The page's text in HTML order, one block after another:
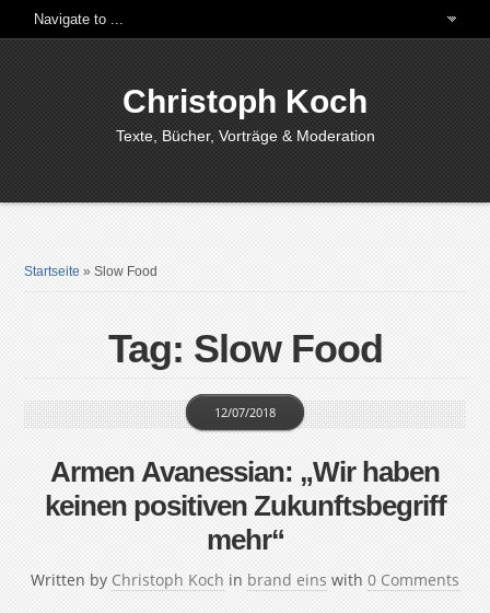
Christoph Koch
Texte, Bücher, Vorträge & Moderation
Startseite »Slow Food
Tag: Slow Food
Armen Avanessian: „Wir haben
keinen positiven Zukunftsbegriff
mehr“
Written by Christoph Koch
12/07/2018
in brand eins with 0 Comments